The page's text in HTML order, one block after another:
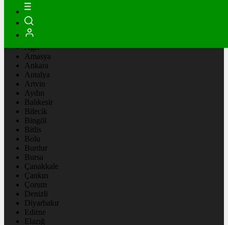
Adana
Adıyaman
Afyonkarahisar
Ağrı
Amasya
Ankara
Antalya
Artvin
Aydın
Balıkesir
Bilecik
Bingöl
Bitlis
Bolu
Burdur
Bursa
Çanakkale
Çankırı
Çorum
Denizli
Diyarbakır
Edirne
Elazığ